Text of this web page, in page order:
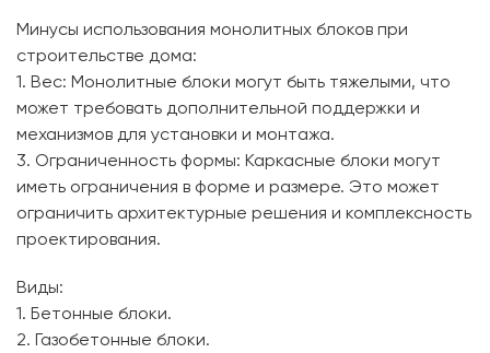
Минусы использования монолитных блоков при
строительстве дома:
1. Вес: Монолитные блоки могут быть тяжелыми, что
может требовать дополнительной поддержки и
механизмов для установки и монтажа.
3. Ограниченность формы: Каркасные блоки могут
иметь ограничения в форме и размере. Это может
ограничить архитектурные решения и комплексность
проектирования.
Виды:
1. Бетонные блоки.
2. Газобетонные блоки.